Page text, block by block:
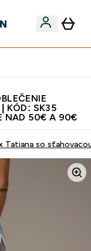
KÓD: SK35
NAD 50€ A 90€
so